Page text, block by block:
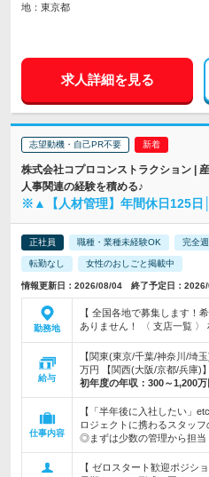
地：東京都
求人詳細を見る
志望動機・自己PR不要
株式会社コプロコンストラクション |
人事関連の経験を積める♪
※▲【人材管理】年間休日125日
正社員 職種・業種未経験OK 完全
転勤なし 女性のおしごと掲載中
情報更新日：2026/08/04 終了予定日：
勤務地
【 全国各地で募集します！
ありません！ 〈 支店一覧 〉
給与
【関東(東京/千葉/神奈川/埼
万円 【関西(大阪/京都/兵庫)
初年度の年収： 300～1,200万
仕事内容
【「半年後に入社したい」
ロジェクトに携わるスタッ
◎まずは少数の管理から担当
【 ゼロスタート歓迎ポジシ